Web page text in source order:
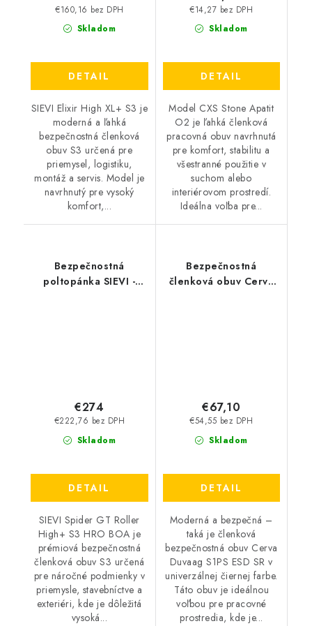
Skladom
€160,16 bez DPH
DETAIL
SIEVI Elixir High XL+ S3 je
moderná a ľahká
bezpečnostná členková
obuv S3 určená pre
priemysel, logistiku,
montáž a servis. Model je
navrhnutý pre vysoký
komfort,...
Skladom
€14,27 bez DPH
DETAIL
Model CXS Stone Apatit
O2 je ľahká členková
pracovná obuv navrhnutá
pre komfort, stabilitu a
všestranné použitie v
suchom alebo
interiérovom prostredí.
Ideálna voľba pre...
Bezpečnostná
poltopánka SIEVI -
Skladom
€222,76 bez DPH
€274
DETAIL
SIEVI Spider GT Roller
High+ S3 HRO BOA je
prémiová bezpečnostná
členková obuv S3 určená
pre náročné podmienky v
priemysle, stavebníctve a
exteriéri, kde je dôležitá
vysoká...
Bezpečnostná
členková obuv Cerva
Skladom
€54,55 bez DPH
€67,10
DETAIL
Moderná a bezpečná –
taká je členková
bezpečnostná obuv Cerva
Duvaag S1PS ESD SR v
univerzálnej čiernej farbe.
Táto obuv je ideálnou
voľbou pre pracovné
prostredia, kde je...